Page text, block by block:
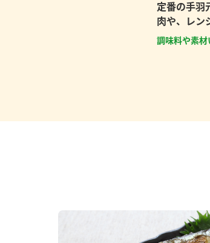
定番の手羽
肉や、レン
調味料や素材